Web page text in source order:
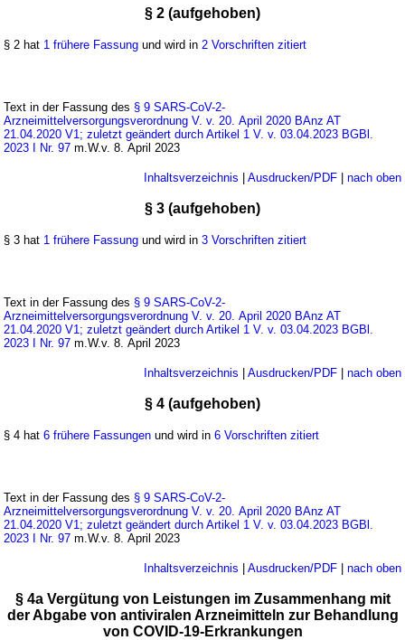
§ 2 (aufgehoben)
§ 2 hat 1 frühere Fassung und wird in 2 Vorschriften zitiert
Text in der Fassung des § 9 SARS-CoV-2-
Arzneimittelversorgungsverordnung V. v. 20. April 2020 BAnz AT
21.04.2020 V1; zuletzt geändert durch Artikel 1 V. v. 03.04.2023 BGBl.
2023 I Nr. 97 m.W.v. 8. April 2023
Inhaltsverzeichnis | Ausdrucken/PDF| nach oben
§ 3 (aufgehoben)
§ 3 hat 1 frühere Fassung und wird in3 Vorschriften zitiert
Text in der Fassung des § 9 SARS-CoV-2-
Arzneimittelversorgungsverordnung V. v. 20. April 2020 BAnz AT
21.04.2020 V1; zuletzt geändert durch Artikel 1 V. v. 03.04.2023 BGBl.
2023 I Nr. 97 m.W.v. 8. April 2023
Inhaltsverzeichnis | Ausdrucken/PDF| nach oben
§ 4 (aufgehoben)
§ 4 hat6 frühere Fassungen und wird in6 Vorschriften zitiert
Text in der Fassung des § 9 SARS-CoV-2-
Arzneimittelversorgungsverordnung V. v. 20. April 2020 BAnz AT
21.04.2020 V1; zuletzt geändert durch Artikel 1 V. v. 03.04.2023 BGBl.
2023 I Nr. 97 m.W.v. 8. April 2023
Inhaltsverzeichnis | Ausdrucken/PDF| nach oben
§ 4a Vergütung von Leistungen im Zusammenhang mit
der Abgabe von antiviralen Arzneimitteln zur Behandlung
von COVID-19-Erkrankungen